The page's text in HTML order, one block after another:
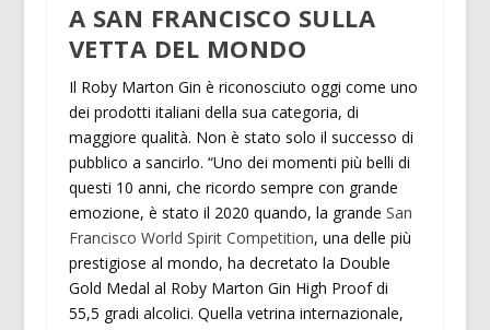
A SAN FRANCISCO SULLA
VETTA DEL MONDO
Il Roby Marton Gin è riconosciuto oggi come uno
dei prodotti italiani della sua categoria, di
maggiore qualità. Non è stato solo il successo di
pubblico a sancirlo. “Uno dei momenti più belli di
questi 10 anni, che ricordo sempre con grande
emozione, è stato il 2020 quando, la grande San
Francisco World Spirit Competition, una delle più
prestigiose al mondo, ha decretato la Double
Gold Medal al Roby Marton Gin High Proof di
55,5 gradi alcolici. Quella vetrina internazionale,